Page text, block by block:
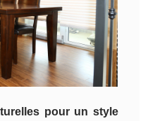
pour un style